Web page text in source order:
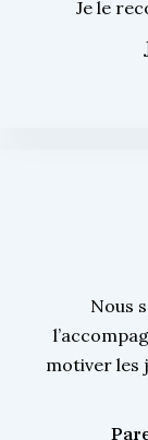
Je le
Nous
motiver les